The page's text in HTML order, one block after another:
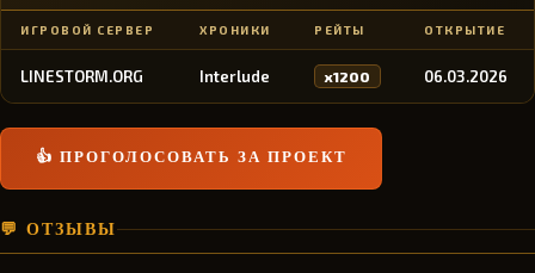
ИГРОВОЙ СЕРВЕР ХРОНИКИ РЕЙТЫ ОТКРЫТИЕ
LINESTORM.ORG Interlude x1200 06.03.2026
👍 ПРОГОЛОСОВАТЬ ЗА ПРОЕКТ
💬 ОТЗЫВЫ